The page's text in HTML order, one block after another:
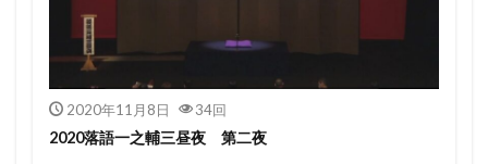
2020年11月8日 34回
2020落語一之輔三昼夜 第二夜